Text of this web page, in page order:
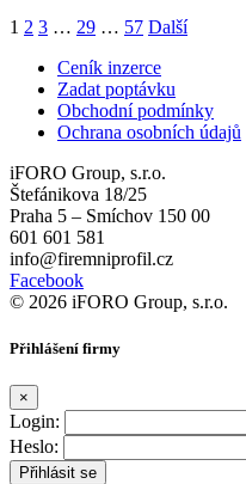
1 2 3 … 29 … 57 Další
Ceník inzerce
Zadat poptávku
Obchodní podmínky
Ochrana osobních údajů
iFORO Group, s.r.o.
Štefánikova 18/25
Praha 5 – Smíchov 150 00
601 601 581
info@firemniprofil.cz
Facebook
© 2026 iFORO Group, s.r.o.
Přihlášení firmy
×
Login:
Heslo: